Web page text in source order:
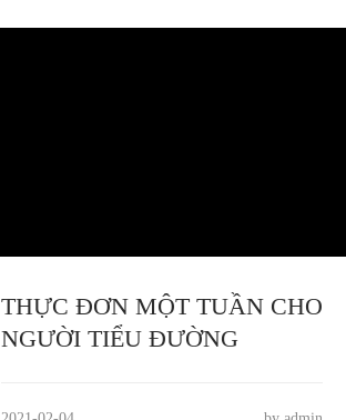
THỰC ĐƠN MỘT TUẦN CHO
NGƯỜI TIỂU ĐƯỜNG